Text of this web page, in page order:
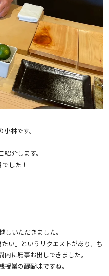
林です。
介します。
した！
いただきました。
い」というリクエストがあり、ち
に無事お出しできました。
業の醍醐味ですね。